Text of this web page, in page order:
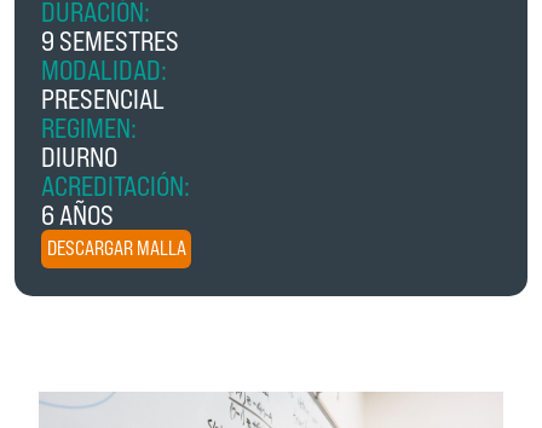
DURACIÓN:
9 SEMESTRES
MODALIDAD:
PRESENCIAL
REGIMEN:
DIURNO
ACREDITACIÓN:
6 AÑOS
DESCARGAR MALLA